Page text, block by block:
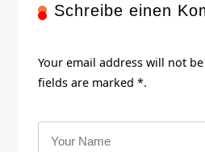
Schreibe einen
Your email address will not
fields are marked *.